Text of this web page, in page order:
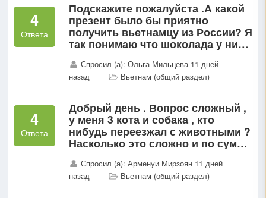
4
Ответа
Подскажите пожалуйста .А какой
презент было бы приятно
получить вьетнамцу из России? Я
так понимаю что шоколада у них
Матрешка? Или что-то еще?
Спросил (а): Ольга Мильцева 11 дней
назад
Вьетнам (общий раздел)
4
Ответа
Добрый день . Вопрос сложный ,
у меня 3 кота и собака , кто
нибудь переезжал с животными ?
Насколько это сложно и по сумме
Спросил (а): Арменуи Мирзоян 11 дней
назад
Вьетнам (общий раздел)